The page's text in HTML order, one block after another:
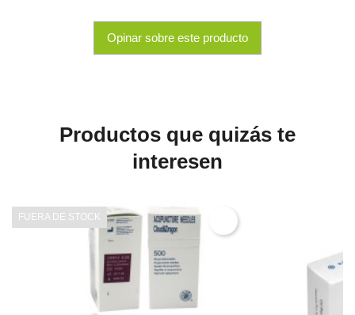
Opinar sobre este producto
Productos que quizás te
interesen
FUERA DE STOCK